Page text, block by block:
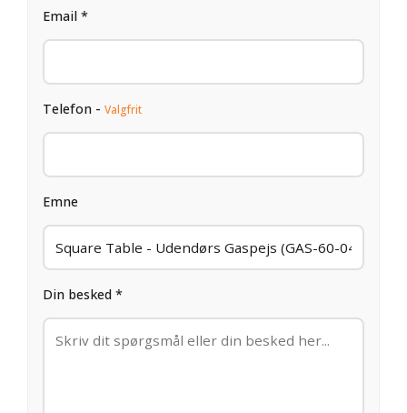
Email *
Telefon - Valgfrit
Emne
Din besked *